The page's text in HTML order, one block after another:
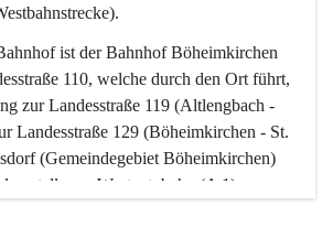
ist der Bahnhof Böheimkirchen
110, welche durch den Ort führt,
zur Landesstraße 119 (Altlengbach -
Landesstraße 129 (Böheimkirchen - St.
(Gemeindegebiet Böheimkirchen)
zur Westautobahn (A 1).